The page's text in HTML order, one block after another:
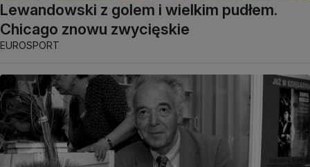
Lewandowski z golem i wielkim pudłem.
Chicago znowu zwycięskie
EUROSPORT